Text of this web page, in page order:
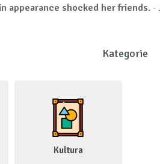
appearance shocked her friends.-
Kategorie
Kultura